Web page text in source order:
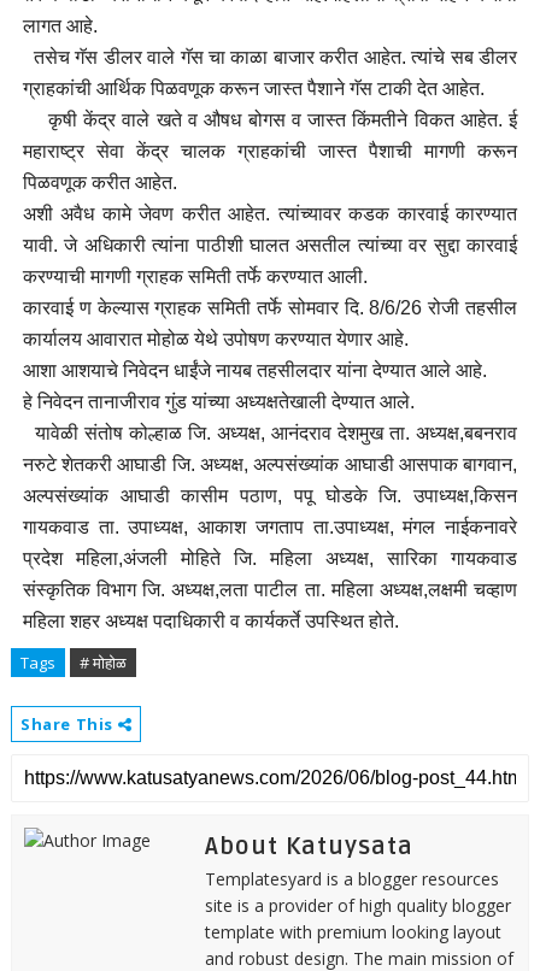
लागत आहे.
तसेच गॅस डीलर वाले गॅस चा काळा बाजार करीत आहेत. त्यांचे सब डीलर
ग्राहकांची आर्थिक पिळवणूक करून जास्त पैशाने गॅस टाकी देत आहेत.
कृषी केंद्र वाले खते व औषध बोगस व जास्त किंमतीने विकत आहेत. ई
महाराष्ट्र सेवा केंद्र चालक ग्राहकांची जास्त पैशाची मागणी करून
पिळवणूक करीत आहेत.
अशी अवैध कामे जेवण करीत आहेत. त्यांच्यावर कडक कारवाई कारण्यात
यावी. जे अधिकारी त्यांना पाठीशी घालत असतील त्यांच्या वर सुद्दा कारवाई
करण्याची मागणी ग्राहक समिती तर्फे करण्यात आली.
कारवाई ण केल्यास ग्राहक समिती तर्फे सोमवार दि. 8/6/26 रोजी तहसील
कार्यालय आवारात मोहोळ येथे उपोषण करण्यात येणार आहे.
आशा आशयाचे निवेदन धाईंजे नायब तहसीलदार यांना देण्यात आले आहे.
हे निवेदन तानाजीराव गुंड यांच्या अध्यक्षतेखाली देण्यात आले.
यावेळी संतोष कोल्हाळ जि. अध्यक्ष, आनंदराव देशमुख ता. अध्यक्ष,बबनराव
नरुटे शेतकरी आघाडी जि. अध्यक्ष, अल्पसंख्यांक आघाडी आसपाक बागवान,
अल्पसंख्यांक आघाडी कासीम पठाण, पपू घोडके जि. उपाध्यक्ष,किसन
गायकवाड ता. उपाध्यक्ष, आकाश जगताप ता.उपाध्यक्ष, मंगल नाईकनावरे
प्रदेश महिला,अंजली मोहिते जि. महिला अध्यक्ष, सारिका गायकवाड
संस्कृतिक विभाग जि. अध्यक्ष,लता पाटील ता. महिला अध्यक्ष,लक्षमी चव्हाण
महिला शहर अध्यक्ष पदाधिकारी व कार्यकर्ते उपस्थित होते.
Tags # मोहोळ
Share This
About Katuysata
Templatesyard is a blogger resources
site is a provider of high quality blogger
template with premium looking layout
and robust design. The main mission of